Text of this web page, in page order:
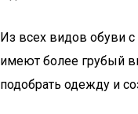
Из всех видов обуви
имеют более грубый
подобрать одежду и